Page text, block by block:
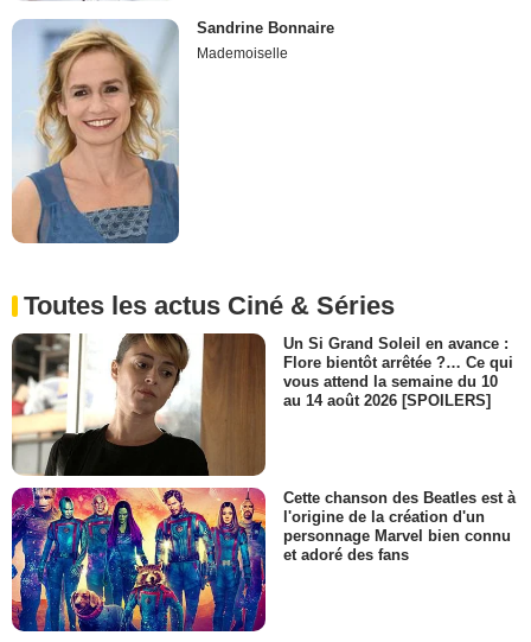
Sandrine Bonnaire
Mademoiselle
Toutes les actus Ciné & Séries
Un Si Grand Soleil en avance :
Flore bientôt arrêtée ?… Ce qui
vous attend la semaine du 10
au 14 août 2026 [SPOILERS]
Cette chanson des Beatles est à
l'origine de la création d'un
personnage Marvel bien connu
et adoré des fans